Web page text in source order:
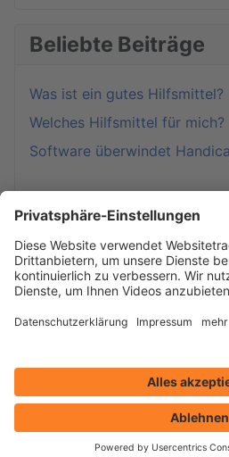
Computer steuern (UK, AAC)
Spielen & Lernen
Downloads: Software und
Windows anpassen
Eingestellte Produkte
Beliebte Beiträge
Was ist ein gutes Hilfsmittel?
Welches Hilfsmittel für mich?
Software überwindet